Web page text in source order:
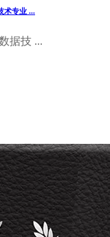
术专业 ...
据技 ...